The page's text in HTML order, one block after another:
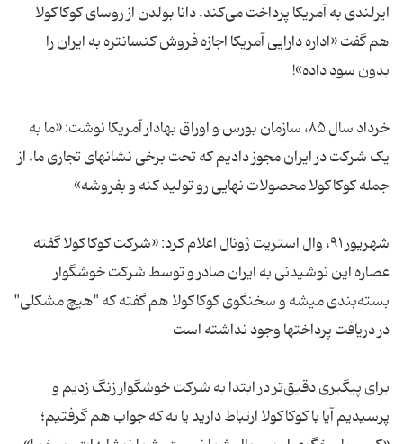
ایرلندی به آمریکا پرداخت می‌کند. دانا بولدن از روسای کوکاکولا
هم گفت «اداره دارایی آمریکا اجازه فروش کنسانتره به ایران را
خرداد سال ۸۵، سازمان بورس و اوراق بهادار آمریکا نوشت: «ما به
یک شرکت در ایران مجوز دادیم که تحت برخی نشانهای تجاری ما، از
شهریور ۹۱، وال استریت ژونال اعلام کرد: «شرکت کوکاکولا گفته
عصاره این نوشیدنی به ایران صادر و توسط شرکت خوشگوار
بسته‌بندی میشه و سخنگوی کوکاکولا هم گفته که "هیچ مشکلی"
برای پیگیری دقیق‌تر در ابتدا به شرکت خوشگوار زنگ زدیم و
پرسیدیم آیا با کوکاکولا ارتباط دارید یا نه که جواب هم گرفتیم؛